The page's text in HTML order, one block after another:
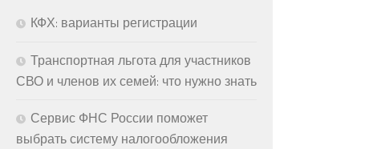
КФХ: варианты регистрации
Транспортная льгота для участников
СВО и членов их семей: что нужно знать
Сервис ФНС России поможет
выбрать систему налогообложения